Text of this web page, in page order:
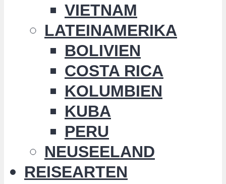
VIETNAM
LATEINAMERIKA
BOLIVIEN
COSTA RICA
KOLUMBIEN
KUBA
PERU
NEUSEELAND
REISEARTEN